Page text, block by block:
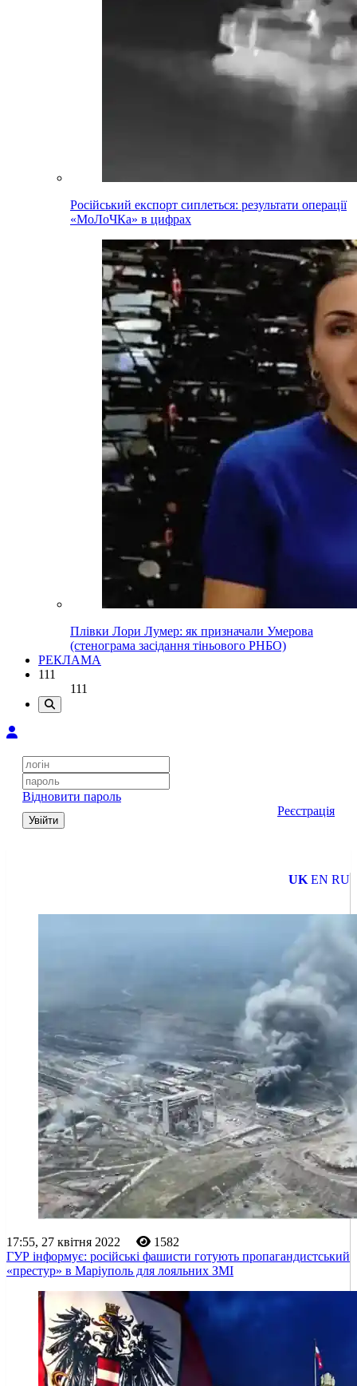
Російський експорт сиплеться: результати операції
«МоЛоЧКа» в цифрах
Плівки Лори Лумер: як призначали Умерова
(стенограма засідання тіньового РНБО)
РЕКЛАМА
111
111
Відновити пароль
Увійти
Реєстрація
UK EN RU
17:55, 27 квітня 2022
1582
ГУР інформує: російські фашисти готують пропагандистський
«престур» в Маріуполь для лояльних ЗМІ